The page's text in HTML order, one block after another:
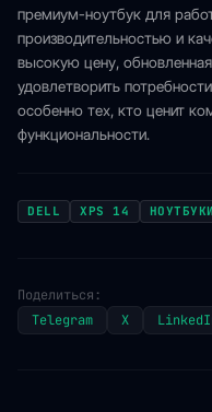
премиум-ноутбук для
производительностью и
высокую цену,
удовлетворить
особенно тех, кто ценит
функциональности.
DELL XPS 14 НОУТБУКИ
Поделиться:
Telegram
X